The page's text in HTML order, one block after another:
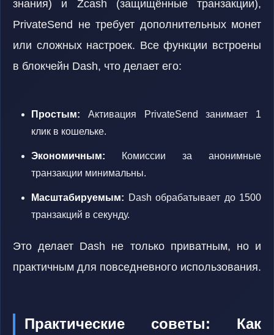
знания) и Zcash (защищённые транзакции),
PrivateSend не требует дополнительных монет
или сложных настроек. Все функции встроены
в блокчейн Dash, что делает его:
Простым: Активация PrivateSend занимает 1
клик в кошельке.
Экономичным: Комиссии за анонимные
транзакции минимальны.
Масштабируемым: Dash обрабатывает до 1500
транзакций в секунду.
Это делает Dash не только приватным, но и
практичным для повседневного использования.
Практические советы: Как